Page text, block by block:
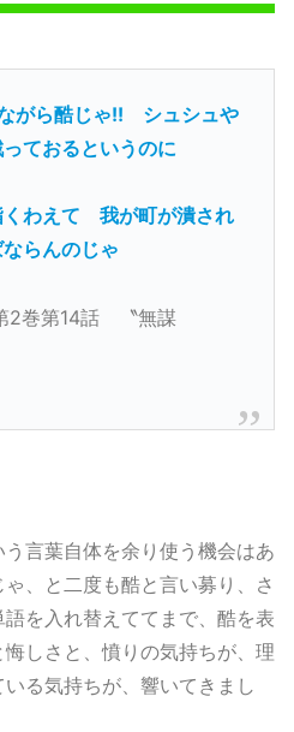
がら酷じゃ!!
シュシュや
ておるというのに
わえて
我が町が潰され
らんのじゃ
巻第14話 〝無謀
言葉自体を余り使う機会はあ
、と二度も酷と言い募り、さ
を入れ替えててまで、酷を表
しさと、憤りの気持ちが、理
る気持ちが、響いてきまし